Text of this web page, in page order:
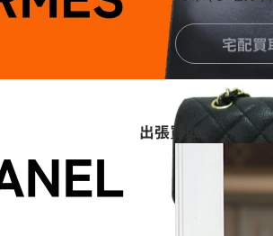
宅配買
出張買取